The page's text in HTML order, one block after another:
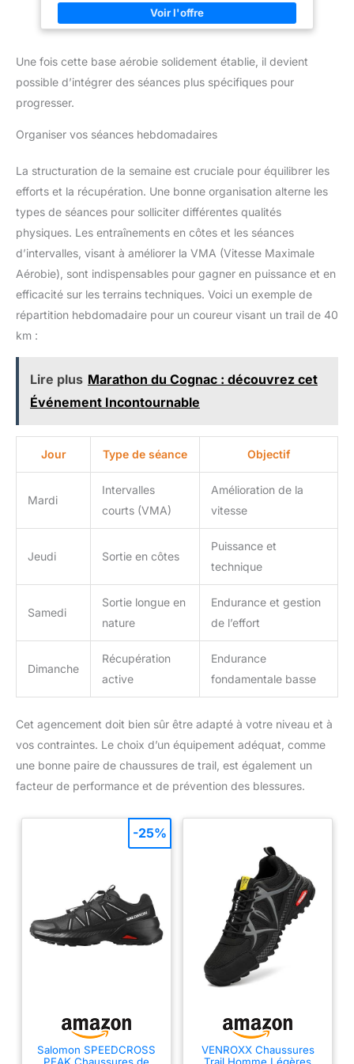
en intérieur, il reste confortable et ne se déplace pas facilement
pendant l’effort, vous permettant de vous concentrer
seule pile, pour réduire vos coûts. 【Sangle Élastique Douce Et
avec une sangle élastique de 65 à 95 cm. Sa circonférence
120 cm, offrant une utilisation plus flexible et confortable.
librement, sans vous soucier de la météo. 【Pour De
des sports. Design unisexe: une excellente idée cadeau.
Une fois cette base aérobie solidement établie, il devient
possible d’intégrer des séances plus spécifiques pour
progresser.
Organiser vos séances hebdomadaires
La structuration de la semaine est cruciale pour équilibrer les
efforts et la récupération. Une bonne organisation alterne les
types de séances pour solliciter différentes qualités
physiques. Les entraînements en côtes et les séances
d’intervalles, visant à améliorer la VMA (Vitesse Maximale
Aérobie), sont indispensables pour gagner en puissance et en
efficacité sur les terrains techniques. Voici un exemple de
répartition hebdomadaire pour un coureur visant un trail de 40
km :
Lire plus Marathon du Cognac : découvrez cet
Événement Incontournable
Jour Type de séance Objectif
Mardi
Intervalles
courts (VMA)
Amélioration de la
vitesse
Jeudi Sortie en côtes
Puissance et
technique
Samedi
Sortie longue en
nature
Endurance et gestion
de l’effort
Dimanche
Récupération
active
Endurance
fondamentale basse
Cet agencement doit bien sûr être adapté à votre niveau et à
vos contraintes. Le choix d’un équipement adéquat, comme
une bonne paire de chaussures de trail, est également un
facteur de performance et de prévention des blessures.
Salomon SPEEDCROSS
-25%
VENROXX Chaussures